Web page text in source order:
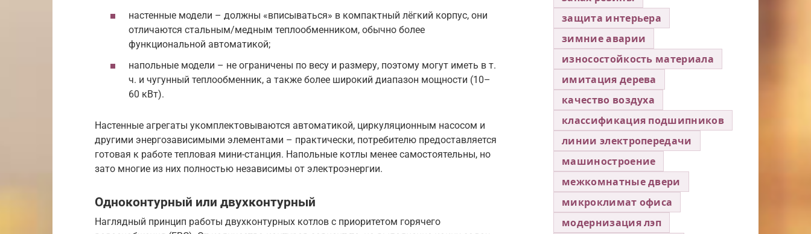
настенные модели – должны «вписываться» в компактный лёгкий корпус, они
отличаются стальным/медным теплообменником, обычно более
функциональной автоматикой;
напольные модели – не ограничены по весу и размеру, поэтому могут иметь в т.
ч. и чугунный теплообменник, а также более широкий диапазон мощности (10–
60 кВт).
Настенные агрегаты укомплектовываются автоматикой, циркуляционным насосом и
другими энергозависимыми элементами – практически, потребителю предоставляется
готовая к работе тепловая мини-станция. Напольные котлы менее самостоятельны, но
зато многие из них полностью независимы от электроэнергии.
Одноконтурный или двухконтурный
Наглядный принцип работы двухконтурных котлов с приоритетом горячего
защита интерьера
зимние аварии
износостойкость материала
имитация дерева
качество воздуха
классификация подшипников
линии электропередачи
машиностроение
межкомнатные двери
микроклимат офиса
модернизация лэп